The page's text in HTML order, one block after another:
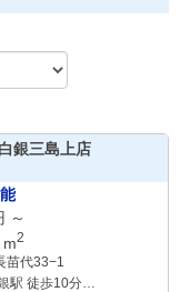
銀三島上店
～
m2
苗代33−1
ＪＲ八戸線 白銀駅 徒歩10分